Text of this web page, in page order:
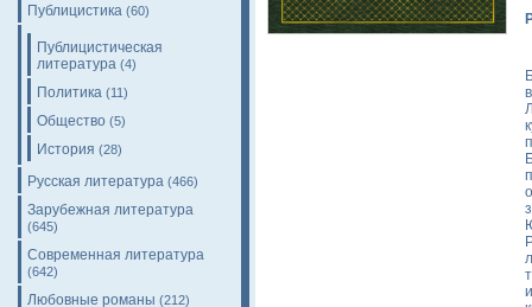
Публицистика (60)
Публицистическая
литература (4)
Политика (11)
Общество (5)
История (28)
Русская литература (466)
Зарубежная литература
(645)
Современная литература
(642)
Любовные романы (212)